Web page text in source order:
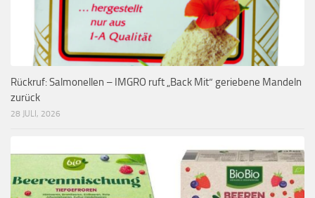
Rückruf: Salmonellen – IMGRO ruft „Back Mit“ geriebene Mandeln
zurück
28 JULI, 2026